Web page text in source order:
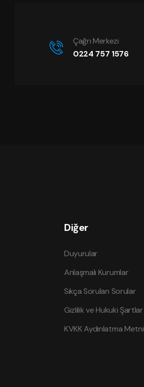
Çağrı Merkezi
0224 757 1576
Diğer
Duyurular
Anlaşmalı Kurumlar
Sıkça Sorulan Sorular
Gizlilik ve Hukuki Şartlar
KVKK Aydınlatma Metni